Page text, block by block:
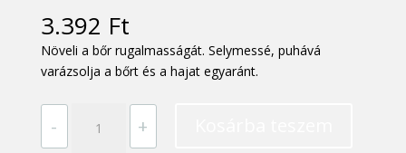
3.392 Ft
Növeli a bőr rugalmasságát. Selymessé, puhává
varázsolja a bőrt és a hajat egyaránt.
-
(Simmondsia+